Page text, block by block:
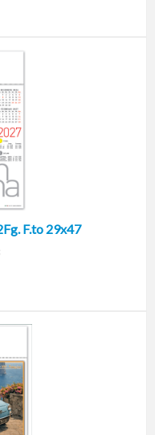
F.to 29x47